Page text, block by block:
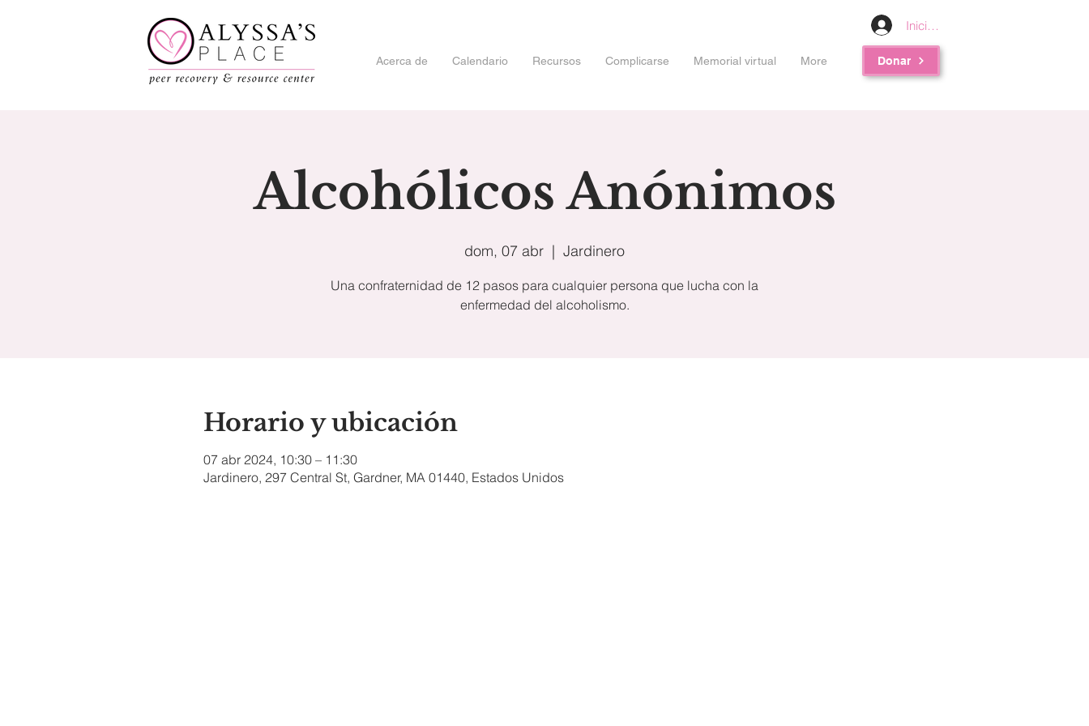
Iniciar sesión
Acerca de Calendario Recursos Complicarse Memorial virtual More Donar
Alcohólicos Anónimos
dom, 07 abr
  |
Jardinero
Una confraternidad de 12 pasos para cualquier persona que lucha con la
enfermedad del alcoholismo.
Horario y ubicación
07 abr 2024, 10:30 – 11:30
Jardinero, 297 Central St, Gardner, MA 01440, Estados Unidos